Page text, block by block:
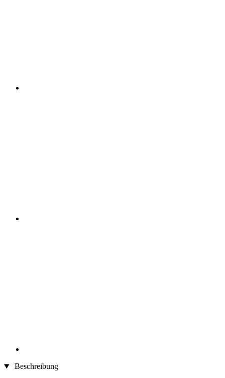
Beschreibung